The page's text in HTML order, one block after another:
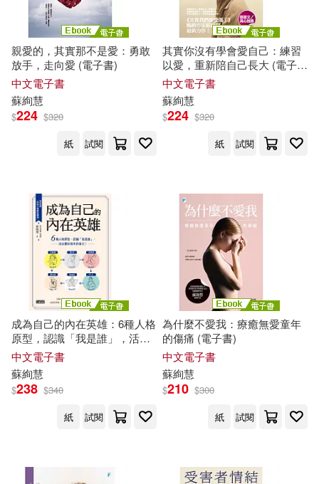
親愛的，其實那不是愛：勇敢
放手，走向愛 (電子書)
中文電子書
蘇絢慧
$224 $320
紙
試閱
其實你沒有學會愛自己：練習
以愛，重新陪自己長大 (電子
書)
中文電子書
蘇絢慧
$224 $320
紙
試閱
成為自己的內在英雄：6種人格
原型，認識「我是誰」，活出
最好版本的自己! (電子書)
中文電子書
蘇絢慧
$238 $340
紙
試閱
為什麼不愛我：療癒無愛童年
的傷痛 (電子書)
中文電子書
蘇絢慧
$210 $300
紙
試閱